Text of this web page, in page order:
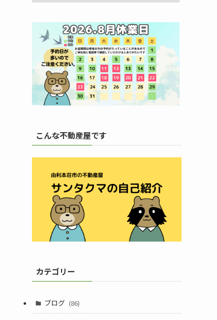
こんな不動産屋です
カテゴリー
ブログ (86)